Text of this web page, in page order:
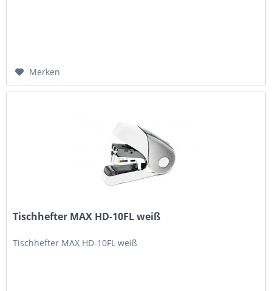
Merken
Tischhefter MAX HD-10FL weiß
Tischhefter MAX HD-10FL weiß